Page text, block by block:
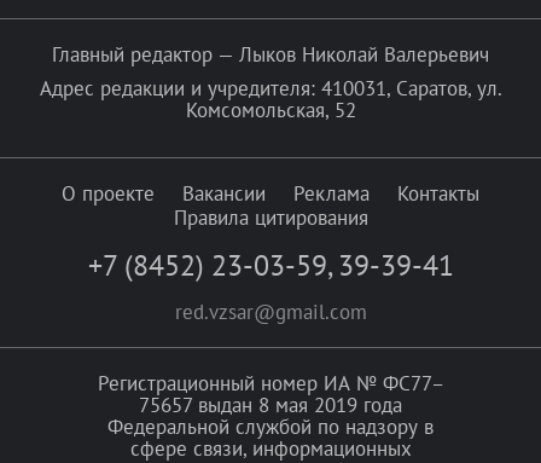
Главный редактор — Лыков Николай Валерьевич
Адрес редакции и учредителя: 410031, Саратов, ул.
Комсомольская, 52
О проекте Вакансии Реклама
Контакты
Правила цитирования
+7 (8452) 23-03-59, 39-39-41
red.vzsar@gmail.com
Регистрационный номер ИА № ФС77–
75657 выдан 8 мая 2019 года
Федеральной службой по надзору в
сфере связи, информационных